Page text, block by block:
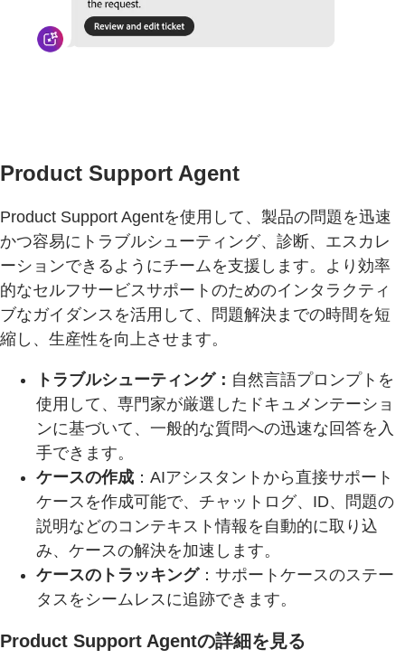
Product Support Agent
Product Support Agentを使用して、製品の問題を迅速
かつ容易にトラブルシューティング、診断、エスカレ
ーションできるようにチームを支援します。より効率
的なセルフサービスサポートのためのインタラクティ
ブなガイダンスを活用して、問題解決までの時間を短
縮し、生産性を向上させます。
トラブルシューティング： 自然言語プロンプトを
使用して、専門家が厳選したドキュメンテーショ
ンに基づいて、一般的な質問への迅速な回答を入
手できます。
ケースの作成 ：AIアシスタントから直接サポート
ケースを作成可能で、チャットログ、ID、問題の
説明などのコンテキスト情報を自動的に取り込
み、ケースの解決を加速します。
ケースのトラッキング：サポートケースのステー
タスをシームレスに追跡できます。
Product Support Agentの詳細を見る